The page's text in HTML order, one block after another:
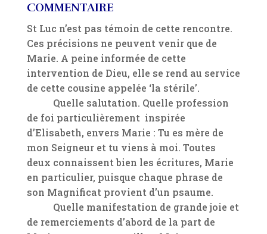
COMMENTAIRE
St Luc n’est pas témoin de cette rencontre.
Ces précisions ne peuvent venir que de
Marie. A peine informée de cette
intervention de Dieu, elle se rend au service
de cette cousine appelée ‘la stérile’.
Quelle salutation. Quelle profession
de foi particulièrement inspirée
d’Elisabeth, envers Marie : Tu es mère de
mon Seigneur et tu viens à moi. Toutes
deux connaissent bien les écritures, Marie
en particulier, puisque chaque phrase de
son Magnificat provient d’un psaume.
Quelle manifestation de grande joie et
de remerciements d’abord de la part de